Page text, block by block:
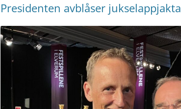
Presidenten avblåser jukselappjakta